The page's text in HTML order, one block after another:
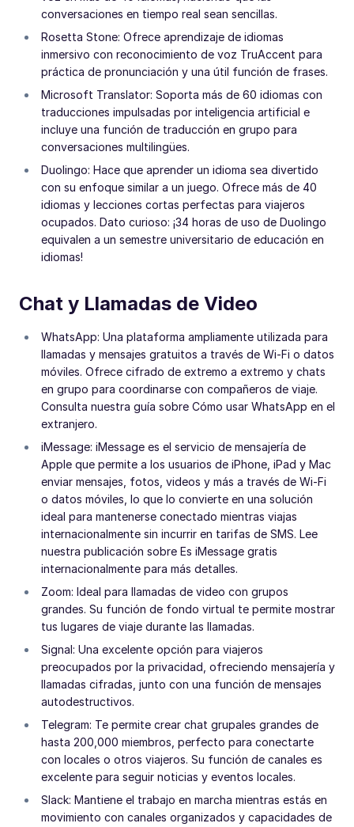
conversaciones en tiempo real sean sencillas.
Rosetta Stone: Ofrece aprendizaje de idiomas
inmersivo con reconocimiento de voz TruAccent para
práctica de pronunciación y una útil función de frases.
Microsoft Translator: Soporta más de 60 idiomas con
traducciones impulsadas por inteligencia artificial e
incluye una función de traducción en grupo para
conversaciones multilingües.
Duolingo: Hace que aprender un idioma sea divertido
con su enfoque similar a un juego. Ofrece más de 40
idiomas y lecciones cortas perfectas para viajeros
ocupados. Dato curioso: ¡34 horas de uso de Duolingo
equivalen a un semestre universitario de educación en
idiomas!
Chat y Llamadas de Video
WhatsApp: Una plataforma ampliamente utilizada para
llamadas y mensajes gratuitos a través de Wi-Fi o datos
móviles. Ofrece cifrado de extremo a extremo y chats
en grupo para coordinarse con compañeros de viaje.
Consulta nuestra guía sobre Cómo usar WhatsApp en el
extranjero.
iMessage: iMessage es el servicio de mensajería de
Apple que permite a los usuarios de iPhone, iPad y Mac
enviar mensajes, fotos, videos y más a través de Wi-Fi
o datos móviles, lo que lo convierte en una solución
ideal para mantenerse conectado mientras viajas
internacionalmente sin incurrir en tarifas de SMS. Lee
nuestra publicación sobre Es iMessage gratis
internacionalmente para más detalles.
Zoom: Ideal para llamadas de video con grupos
grandes. Su función de fondo virtual te permite mostrar
tus lugares de viaje durante las llamadas.
Signal: Una excelente opción para viajeros
preocupados por la privacidad, ofreciendo mensajería y
llamadas cifradas, junto con una función de mensajes
autodestructivos.
Telegram: Te permite crear chat grupales grandes de
hasta 200,000 miembros, perfecto para conectarte
con locales o otros viajeros. Su función de canales es
excelente para seguir noticias y eventos locales.
Slack: Mantiene el trabajo en marcha mientras estás en
movimiento con canales organizados y capacidades de